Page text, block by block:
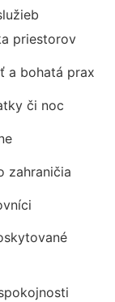
priestorov
a bohatá prax
či noc
zahraničia